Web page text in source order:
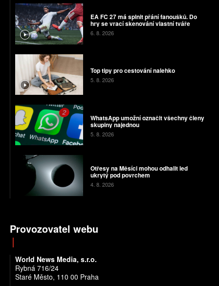
EA FC 27 má splnit přání fanoušků. Do
hry se vrací skenování vlastní tváře
6. 8. 2026
Top tipy pro cestování nalehko
5. 8. 2026
WhatsApp umožní označit všechny členy
skupiny najednou
5. 8. 2026
Otřesy na Měsíci mohou odhalit led
ukrytý pod povrchem
4. 8. 2026
Provozovatel webu
World News Media, s.r.o.
Rybná 716/24
Staré Město, 110 00 Praha